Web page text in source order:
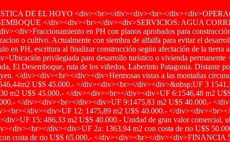
DE EL HOYO <div><br></div><div><br></
</div><div><br></div><div>SERVICIOS: AGUA
en PH con planos aprobados para
o cultivo. Actualmente con siembra de alfalfa para evitar el
en PH, escritura al finalizar construcción según afectación de la
privilegiada para desarrollo turístico o vivienda permanente
El Desemboque, ruta de los viñedos, Laberinto Patagonia.
</div><div><br></div><div>Hermosas vistas a las montañas
U$S 45.000.- </div><div><br></div><div>&nbsp;UF 3
m2 U$S 45.000.- </div><div><br></div><div>UF 6:1546,48 m2
</div><div><br></div><div>UF 9:1475,83 m2 U$S 40.000.- </
div><div>UF 12: 1475,89 m2 U$S 40.000.- </
15: 486,33 m2 U$S 40.000.- Unidad de gran valor comercial,
div><div>UF 2a: 1363,94 m2 con costa de rio U$S
costa de rio U$S 65.000.- </div><div><br></